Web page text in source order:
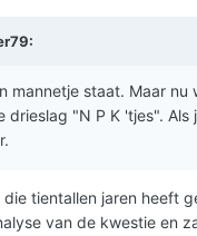
:
mannetje staat. Maar
"N P K 'tjes".
tientallen jaren heeft
van de kwestie en